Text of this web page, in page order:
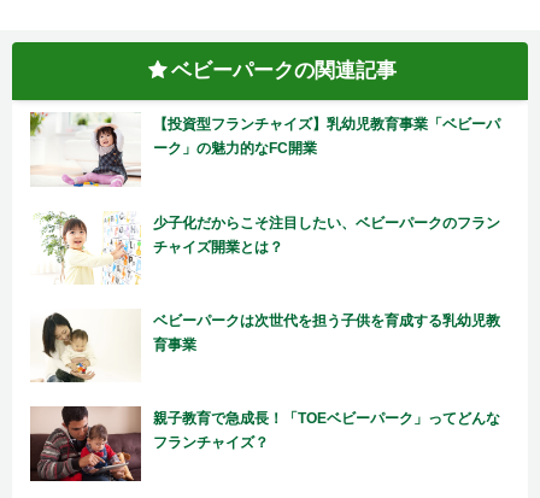
ベビーパークの関連記事
【投資型フランチャイズ】乳幼児教育事業「ベビーパ
ーク」の魅力的なFC開業
少子化だからこそ注目したい、ベビーパークのフラン
チャイズ開業とは？
ベビーパークは次世代を担う子供を育成する乳幼児教
育事業
親子教育で急成長！「TOEベビーパーク」ってどんな
フランチャイズ？